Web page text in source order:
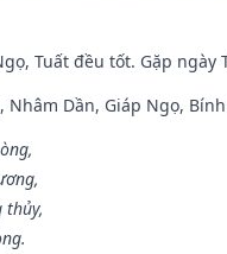
Tuất đều tốt. Gặp
Nhâm Dần, Giáp Ngọ,
thủy,